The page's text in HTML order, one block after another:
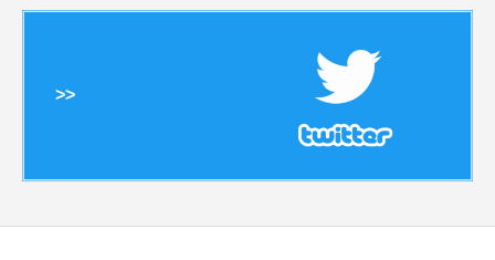
>>